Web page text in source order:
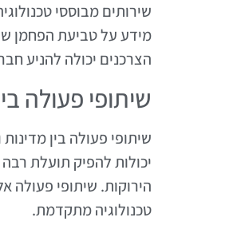
שירותים מבוססי
מידע על טביעת הפחמן
הצרכנים יכולה להניע
שיתופי פעולה
יכולות להפיק תועלת
הירוקות. שיתופי פעולה
טכנולוגיה מתקדמת.